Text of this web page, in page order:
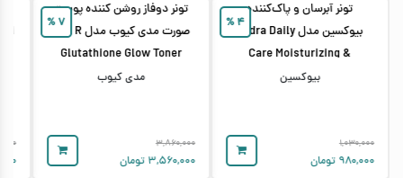
۴ %
تونر آبرسان و پاک‌کننده
بیوکسین مدل Hydra Daily
Care Moisturizing &
Purifying
بیوکسین
۱,۰۳۰,۰۰۰
۹۸۰,۰۰۰ تومان
۷%
تونر دوفاز روشن‌ کننده پوست
صورت مدی‌ کیوب مدل AGE R
Glutathione Glow Toner
مدی کیوب
۳,۸۶۰,۰۰۰
۳,۵۶۰,۰۰۰ تومان